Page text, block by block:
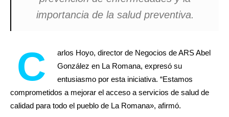
importancia de la salud preventiva.
C
arlos Hoyo, director de Negocios de ARS Abel
González en La Romana, expresó su
entusiasmo por esta iniciativa. “Estamos
comprometidos a mejorar el acceso a servicios de salud de
calidad para todo el pueblo de La Romana», afirmó.